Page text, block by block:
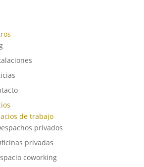
de trabajo
privados
privadas
coworking